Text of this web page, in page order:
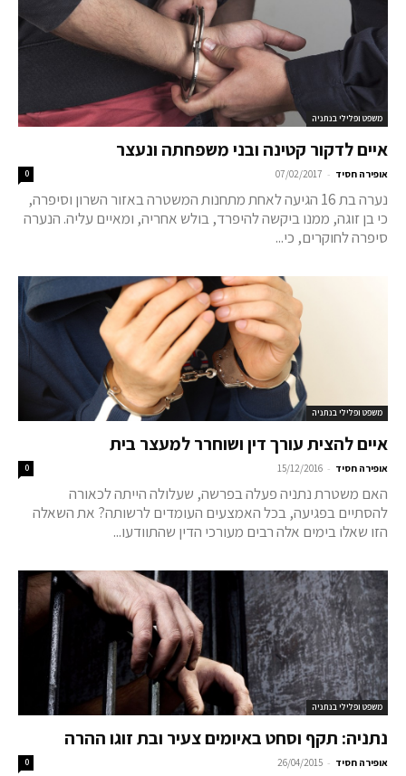
משפט ופלילי בנתניה
איים לדקור קטינה ובני משפחתה ונעצר
אופירה חסיד -
07/02/2017
0
נערה בת 16 הגיעה לאחת מתחנות המשטרה באזור השרון וסיפרה,
כי בן זוגה, ממנו ביקשה להיפרד, בולש אחריה, ומאיים עליה. הנערה
סיפרה לחוקרים, כי...
משפט ופלילי בנתניה
איים להצית עורך דין ושוחרר למעצר בית
אופירה חסיד -
15/12/2016
0
האם משטרת נתניה פעלה בפרשה, שעלולה הייתה לכאורה
להסתיים בפגיעה, בכל האמצעים העומדים לרשותה? את השאלה
הזו שאלו בימים אלה רבים מעורכי הדין שהתוודעו...
משפט ופלילי בנתניה
נתניה: תקף וסחט באיומים צעיר ובת זוגו ההרה
אופירה חסיד -
26/04/2015
0